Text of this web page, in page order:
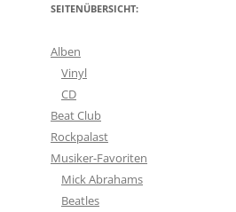
SEITENÜBERSICHT:
Alben
Vinyl
CD
Beat Club
Rockpalast
Musiker-Favoriten
Mick Abrahams
Beatles